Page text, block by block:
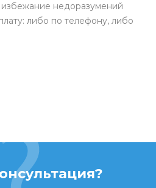
избежание недоразумений
либо по телефону, либо